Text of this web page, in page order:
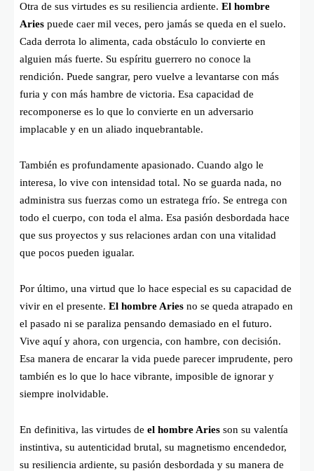
Otra de sus virtudes es su resiliencia ardiente. El hombre
Aries puede caer mil veces, pero jamás se queda en el suelo.
Cada derrota lo alimenta, cada obstáculo lo convierte en
alguien más fuerte. Su espíritu guerrero no conoce la
rendición. Puede sangrar, pero vuelve a levantarse con más
furia y con más hambre de victoria. Esa capacidad de
recomponerse es lo que lo convierte en un adversario
implacable y en un aliado inquebrantable.
También es profundamente apasionado. Cuando algo le
interesa, lo vive con intensidad total. No se guarda nada, no
administra sus fuerzas como un estratega frío. Se entrega con
todo el cuerpo, con toda el alma. Esa pasión desbordada hace
que sus proyectos y sus relaciones ardan con una vitalidad
que pocos pueden igualar.
Por último, una virtud que lo hace especial es su capacidad de
vivir en el presente. El hombre Aries no se queda atrapado en
el pasado ni se paraliza pensando demasiado en el futuro.
Vive aquí y ahora, con urgencia, con hambre, con decisión.
Esa manera de encarar la vida puede parecer imprudente, pero
también es lo que lo hace vibrante, imposible de ignorar y
siempre inolvidable.
En definitiva, las virtudes de el hombre Aries son su valentía
instintiva, su autenticidad brutal, su magnetismo encendedor,
su resiliencia ardiente, su pasión desbordada y su manera de